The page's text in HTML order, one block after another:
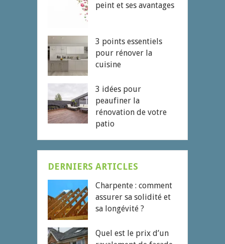
peint et ses avantages
3 points essentiels
pour rénover la
cuisine
3 idées pour
peaufiner la
rénovation de votre
patio
DERNIERS ARTICLES
Charpente : comment
assurer sa solidité et
sa longévité ?
Quel est le prix d’un